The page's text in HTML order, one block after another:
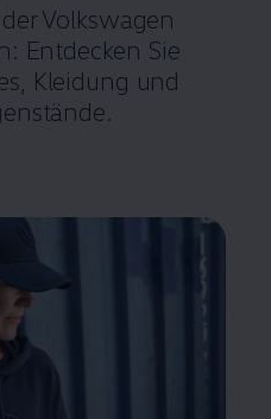
Volkswagen
Entdecken Sie
Kleidung und